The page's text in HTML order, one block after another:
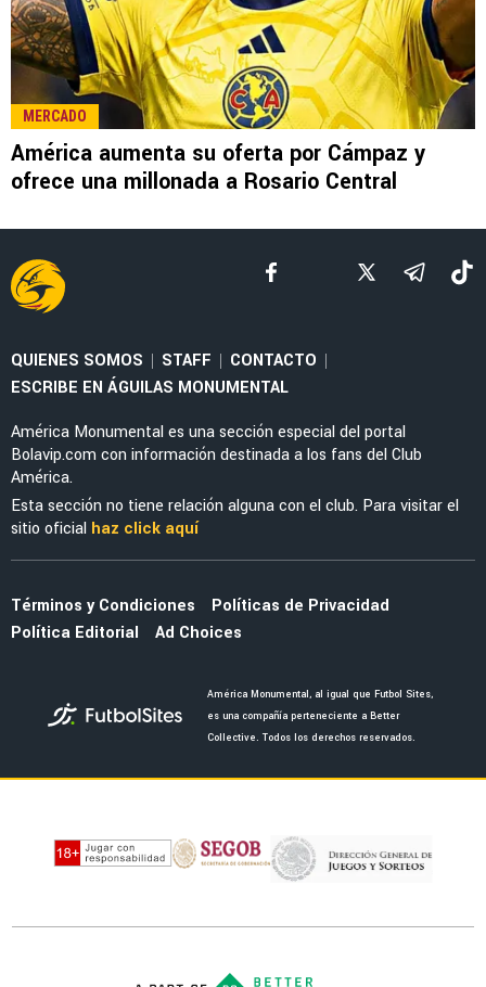
LEE TAMBIÉN
MERCADO
El enorme esfuerzo que está haciendo
Jáminton Campaz para llegar al América